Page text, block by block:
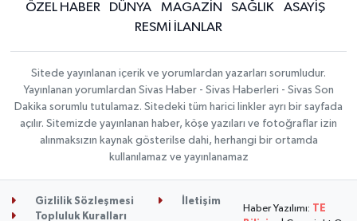
ÖZEL HABER
DÜNYA MAGAZİN SAĞLIK
ASAYİŞ
RESMİ İLANLAR
Sitede yayınlanan içerik ve yorumlardan yazarları sorumludur.
Yayınlanan yorumlardan Sivas Haber - Sivas Haberleri - Sivas Son
Dakika sorumlu tutulamaz. Sitedeki tüm harici linkler ayrı bir sayfada
açılır. Sitemizde yayınlanan haber, köşe yazıları ve fotoğraflar izin
alınmaksızın kaynak gösterilse dahi, herhangi bir ortamda
kullanılamaz ve yayınlanamaz
Gizlilik Sözleşmesi
İletişim
Topluluk Kuralları
Haber Yazılımı: TE